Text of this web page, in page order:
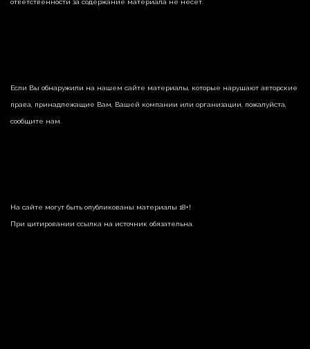
ответственности за содержание материала не несет.
Если Вы обнаружили на нашем сайте материалы, которые нарушают авторские
права, принадлежащие Вам, Вашей компании или организации, пожалуйста,
сообщите нам.
На сайте могут быть опубликованы материалы 18+!
При цитировании ссылка на источник обязательна.